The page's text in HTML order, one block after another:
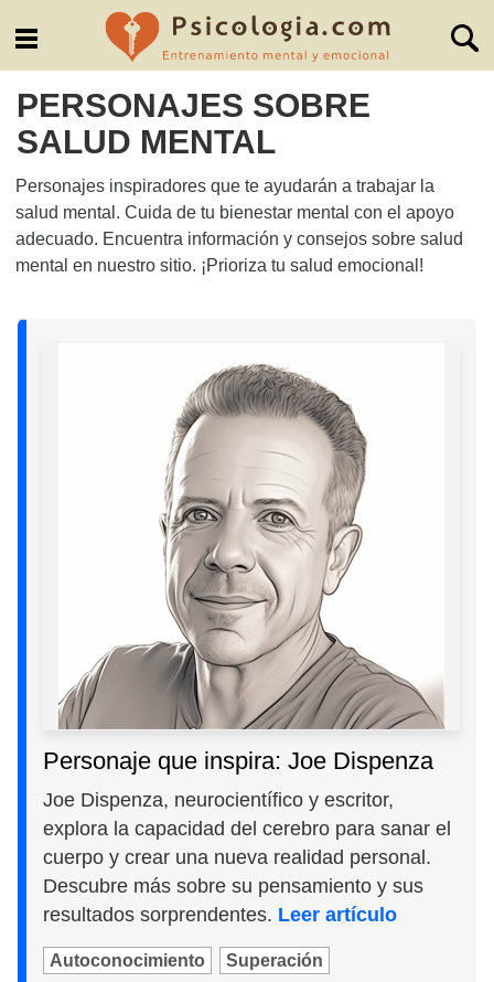
PERSONAJES SOBRE
SALUD MENTAL
Personajes inspiradores que te ayudarán a trabajar la
salud mental. Cuida de tu bienestar mental con el apoyo
adecuado. Encuentra información y consejos sobre salud
mental en nuestro sitio. ¡Prioriza tu salud emocional!
Personaje que inspira: Joe Dispenza
Joe Dispenza, neurocientífico y escritor,
explora la capacidad del cerebro para sanar el
cuerpo y crear una nueva realidad personal.
Descubre más sobre su pensamiento y sus
resultados sorprendentes. Leer artículo
Autoconocimiento Superación